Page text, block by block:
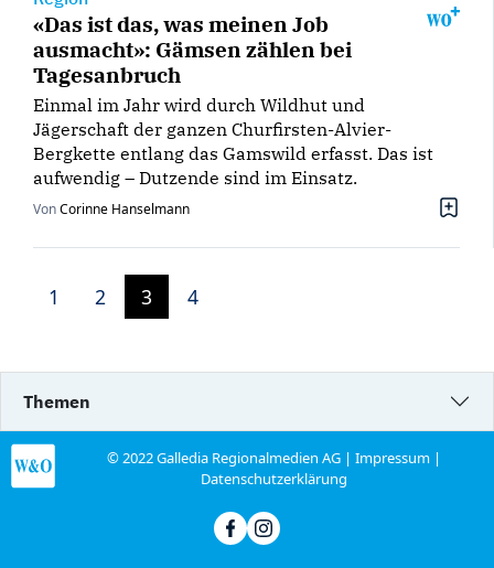
«Das ist das, was meinen Job
ausmacht»: Gämsen zählen bei
Tagesanbruch
Einmal im Jahr wird durch Wildhut und
Jägerschaft der ganzen Churfirsten-Alvier-
Bergkette entlang das Gamswild erfasst. Das ist
aufwendig – Dutzende sind im Einsatz.
VonCorinne Hanselmann
1 2 3 4
Themen
© 2022 Galledia Regionalmedien AG |Impressum |
Datenschutzerklärung